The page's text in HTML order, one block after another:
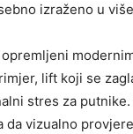
izraženo u
lift koji se
stres za
da vizualno